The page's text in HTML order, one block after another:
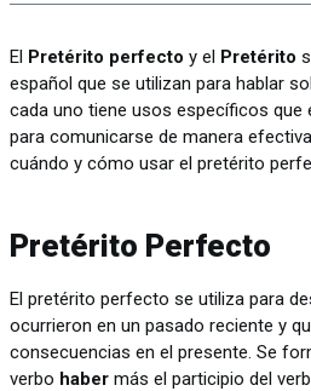
El Pretérito perfecto y el Pretérito
español que se utilizan para hablar
cada uno tiene usos específicos que
para comunicarse de manera
cuándo y cómo usar el pretérito
Pretérito Perfecto
El pretérito perfecto se utiliza para
ocurrieron en un pasado reciente y
consecuencias en el presente. Se
verbo haber más el participio del